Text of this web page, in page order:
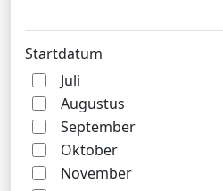
Startdatum
Juli
Augustus
September
Oktober
November